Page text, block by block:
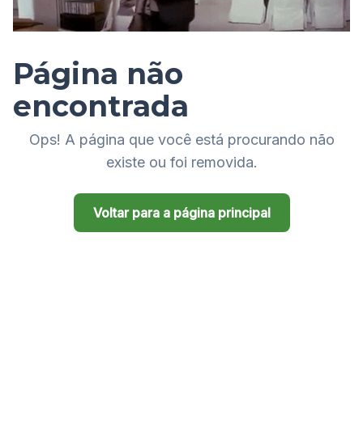
Página não
encontrada
Ops! A página que você está procurando não
existe ou foi removida.
Voltar para a página principal